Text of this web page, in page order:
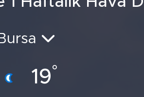
19°